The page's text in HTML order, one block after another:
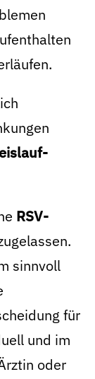
RSV-
sinnvoll
für
und im
oder